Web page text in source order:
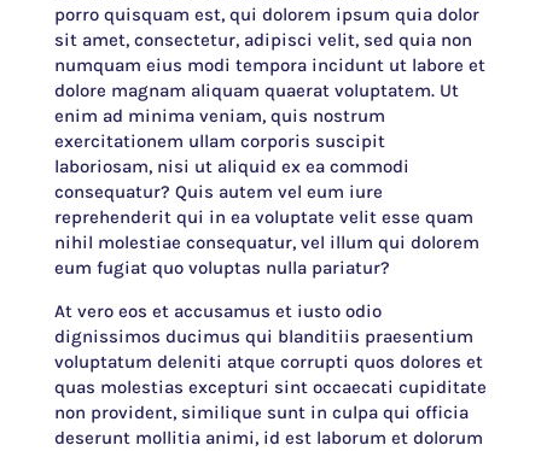
porro quisquam est, qui dolorem ipsum quia dolor
sit amet, consectetur, adipisci velit, sed quia non
numquam eius modi tempora incidunt ut labore et
dolore magnam aliquam quaerat voluptatem. Ut
enim ad minima veniam, quis nostrum
exercitationem ullam corporis suscipit
laboriosam, nisi ut aliquid ex ea commodi
consequatur? Quis autem vel eum iure
reprehenderit qui in ea voluptate velit esse quam
nihil molestiae consequatur, vel illum qui dolorem
eum fugiat quo voluptas nulla pariatur?
At vero eos et accusamus et iusto odio
dignissimos ducimus qui blanditiis praesentium
voluptatum deleniti atque corrupti quos dolores et
quas molestias excepturi sint occaecati cupiditate
non provident, similique sunt in culpa qui officia
deserunt mollitia animi, id est laborum et dolorum